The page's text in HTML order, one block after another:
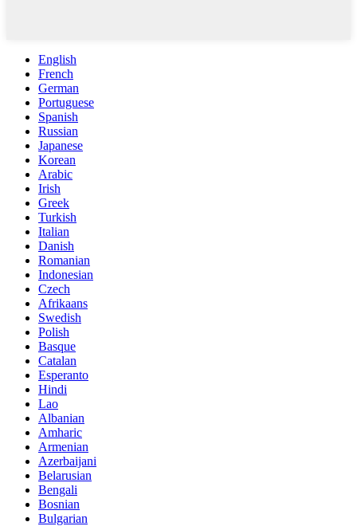
English
French
German
Portuguese
Spanish
Russian
Japanese
Korean
Arabic
Irish
Greek
Turkish
Italian
Danish
Romanian
Indonesian
Czech
Afrikaans
Swedish
Polish
Basque
Catalan
Esperanto
Hindi
Lao
Albanian
Amharic
Armenian
Azerbaijani
Belarusian
Bengali
Bosnian
Bulgarian